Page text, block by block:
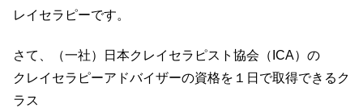
レイセラピーです。
さて、（一社）日本クレイセラピスト協会（ICA）の
クレイセラピーアドバイザーの資格を１日で取得できるク
ラス